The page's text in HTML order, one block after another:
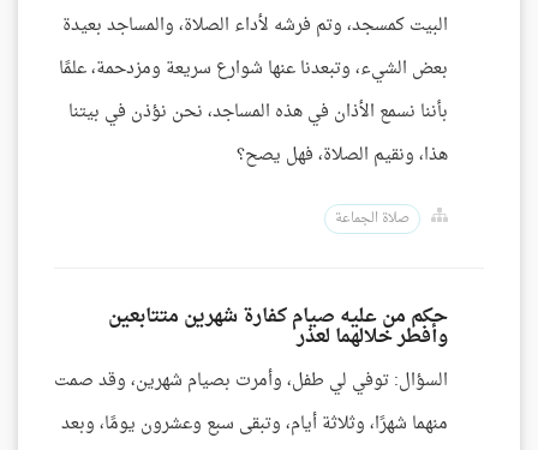
البيت كمسجد، وتم فرشه لأداء الصلاة، والمساجد بعيدة
بعض الشيء، وتبعدنا عنها شوارع سريعة ومزدحمة، علمًا
بأننا نسمع الأذان في هذه المساجد، نحن نؤذن في بيتنا
هذا، ونقيم الصلاة، فهل يصح؟
صلاة الجماعة
حكم من عليه صيام كفارة شهرين متتابعين
وأفطر خلالهما لعذر
السؤال: توفي لي طفل، وأمرت بصيام شهرين، وقد صمت
منهما شهرًا، وثلاثة أيام، وتبقى سبع وعشرون يومًا، وبعد